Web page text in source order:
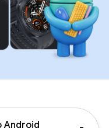
Android